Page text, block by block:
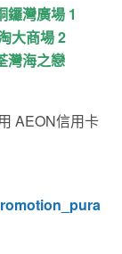
鑼灣廣場 1
大商場 2
灣海之戀
AEON信用卡